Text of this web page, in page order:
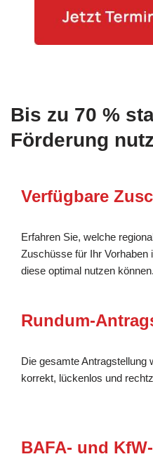
Bis zu 70 %
Förderung
Verfügbare
Erfahren Sie, welche
Zuschüsse für Ihr Vorhaben
diese optimal nutzen können.
Rundum-
Die gesamte Antragstellung
korrekt, lückenlos und
BAFA- und